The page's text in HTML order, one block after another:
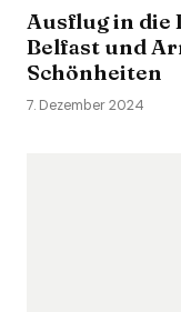
Ausflug in die
Belfast und
Schönheiten
7. Dezember 2024